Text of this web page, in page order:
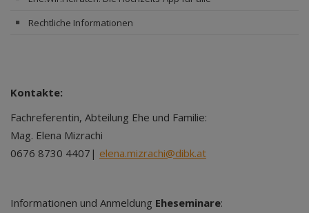
Rechtliche Informationen
Kontakte:
Fachreferentin, Abteilung Ehe und Familie:
Mag. Elena Mizrachi
0676 8730 4407| elena.mizrachi@dibk.at
Informationen und Anmeldung Eheseminare: